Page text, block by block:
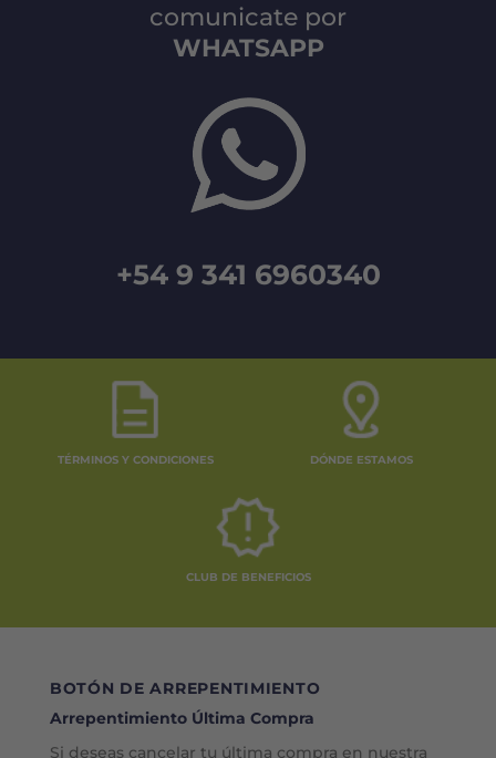
comunicate por
WHATSAPP
+54 9 341 6960340
TÉRMINOS Y CONDICIONES DÓNDE ESTAMOS
CLUB DE BENEFICIOS
BOTÓN DE ARREPENTIMIENTO
Arrepentimiento Última Compra
Si deseas cancelar tu última compra en nuestra